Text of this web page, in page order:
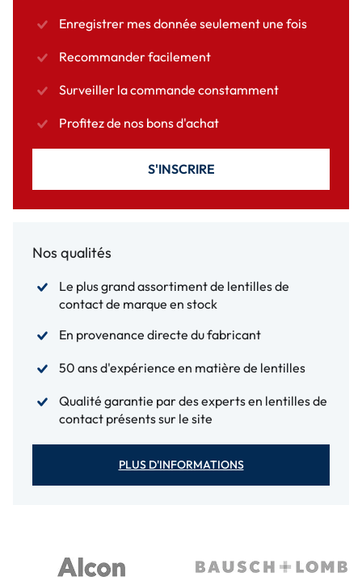
Enregistrer mes donnée seulement une fois
Recommander facilement
Surveiller la commande constamment
Profitez de nos bons d'achat
S'INSCRIRE
Nos qualités
Le plus grand assortiment de lentilles de
contact de marque en stock
En provenance directe du fabricant
50 ans d'expérience en matière de lentilles
Qualité garantie par des experts en lentilles de
contact présents sur le site
PLUS D'INFORMATIONS